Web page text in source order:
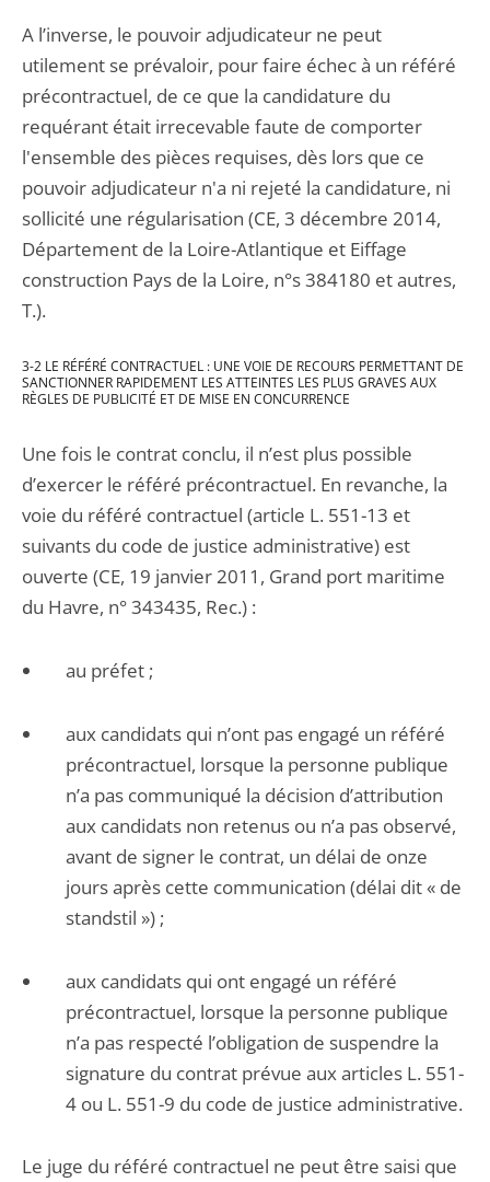
A l’inverse, le pouvoir adjudicateur ne peut
utilement se prévaloir, pour faire échec à un référé
précontractuel, de ce que la candidature du
requérant était irrecevable faute de comporter
l'ensemble des pièces requises, dès lors que ce
pouvoir adjudicateur n'a ni rejeté la candidature, ni
sollicité une régularisation (CE, 3 décembre 2014,
Département de la Loire-Atlantique et Eiffage
construction Pays de la Loire, n°s 384180 et autres,
T.).
3-2 LE RÉFÉRÉ CONTRACTUEL : UNE VOIE DE RECOURS PERMETTANT DE
SANCTIONNER RAPIDEMENT LES ATTEINTES LES PLUS GRAVES AUX
RÈGLES DE PUBLICITÉ ET DE MISE EN CONCURRENCE
Une fois le contrat conclu, il n’est plus possible
d’exercer le référé précontractuel. En revanche, la
voie du référé contractuel (article L. 551-13 et
suivants du code de justice administrative) est
ouverte (CE, 19 janvier 2011, Grand port maritime
du Havre, n° 343435, Rec.) :
au préfet ;
aux candidats qui n’ont pas engagé un référé
précontractuel, lorsque la personne publique
n’a pas communiqué la décision d’attribution
aux candidats non retenus ou n’a pas observé,
avant de signer le contrat, un délai de onze
jours après cette communication (délai dit « de
standstil ») ;
aux candidats qui ont engagé un référé
précontractuel, lorsque la personne publique
n’a pas respecté l’obligation de suspendre la
signature du contrat prévue aux articles L. 551-
4 ou L. 551-9 du code de justice administrative.
Le juge du référé contractuel ne peut être saisi que